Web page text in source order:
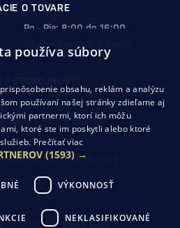
O TOVARE
Po - Pia: 8:00 do 16:00
nákup v našom obchode
získali ocenenie od Heureka
používa súbory
obsahu, reklám a analýzu
používaní našej stránky zdieľame aj
partnermi, ktorí ich môžu
ktoré ste im poskytli alebo ktoré
Prečítať viac
(1593) →
VÝKONNOSŤ
NEKLASIFIKOVANÉ